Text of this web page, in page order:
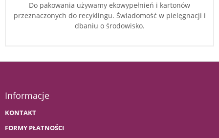
Do pakowania używamy ekowypełnień i kartonów
przeznaczonych do recyklingu. Świadomość w pielęgnacji i
dbaniu o środowisko.
Informacje
KONTAKT
FORMY PŁATNOŚCI